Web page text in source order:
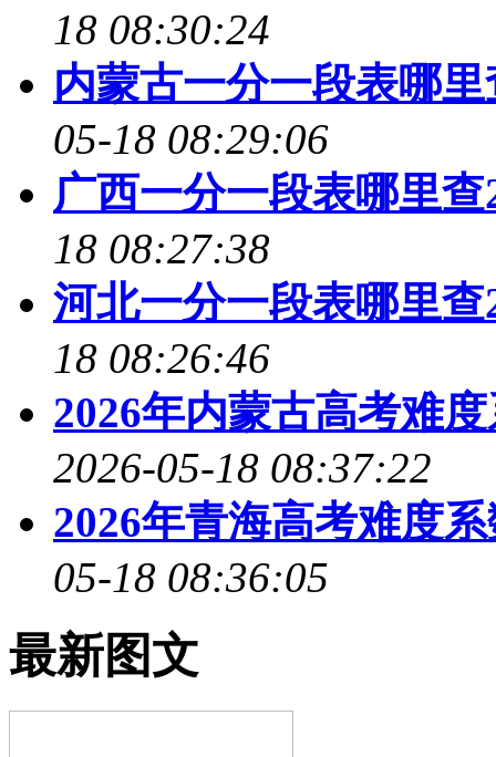
18 08:30:24
内蒙古一分一段表哪
05-18 08:29:06
广西一分一段表哪里
18 08:27:38
河北一分一段表哪里
18 08:26:46
2026年内蒙古高考难
2026-05-18 08:37:22
2026年青海高考难度
05-18 08:36:05
最新图文